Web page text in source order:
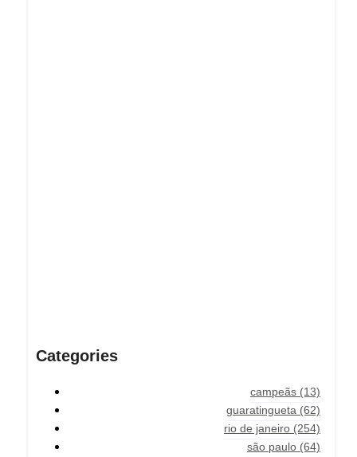
Categories
campeãs (13)
guaratingueta (62)
rio de janeiro (254)
são paulo (64)